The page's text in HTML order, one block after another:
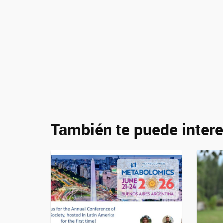
También te puede